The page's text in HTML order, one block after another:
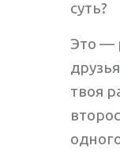
суть?
Это —
твоя